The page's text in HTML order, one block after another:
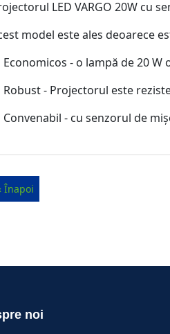
LED VARGO 20W cu
model este ales deoarece
- o lampă de 20 W
- Projectorul este
- cu senzorul de
noi